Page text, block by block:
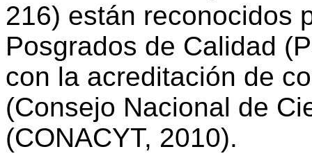
216) están reconocidos
Posgrados de Calidad
con la acreditación de
(Consejo Nacional de
(CONACYT, 2010).